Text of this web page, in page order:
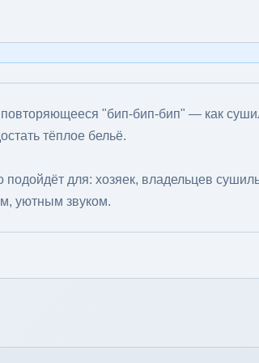
повторяющееся "бип-бип-бип" — как
тёплое бельё.
подойдёт для: хозяек, владельцев
уютным звуком.